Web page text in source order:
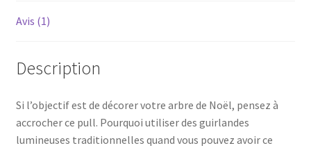
Avis (1)
Description
Si l’objectif est de décorer votre arbre de Noël, pensez à
accrocher ce pull. Pourquoi utiliser des guirlandes
lumineuses traditionnelles quand vous pouvez avoir ce